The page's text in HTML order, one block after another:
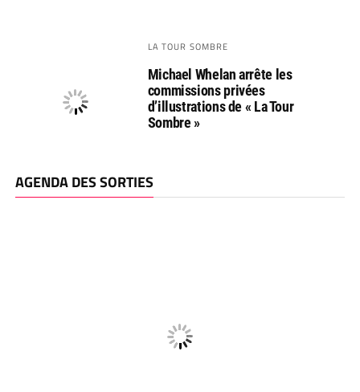
LA TOUR SOMBRE
Michael Whelan arrête les
commissions privées
d’illustrations de « La Tour
Sombre »
AGENDA DES SORTIES